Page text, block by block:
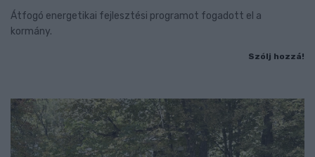
Átfogó energetikai fejlesztési programot fogadott el a
kormány.
Szólj hozzá!